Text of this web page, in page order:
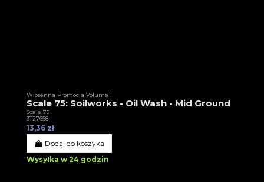
Wiosenna Promocja Volume II
Scale 75: Soilworks - Oil Wash - Mid Ground
Scale 75
3T27658
13,36 zł
Dodaj do koszyka
Wysyłka w 24 godzin